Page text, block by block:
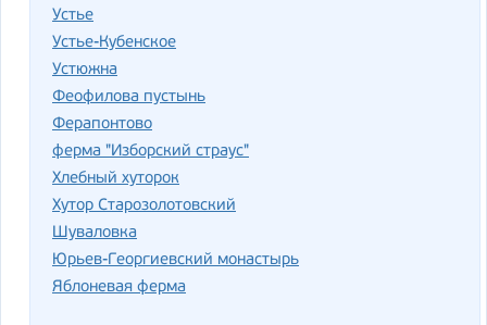
Устье
Устье-Кубенское
Устюжна
Феофилова пустынь
Ферапонтово
ферма "Изборский страус"
Хлебный хуторок
Хутор Старозолотовский
Шуваловка
Юрьев-Георгиевский монастырь
Яблоневая ферма